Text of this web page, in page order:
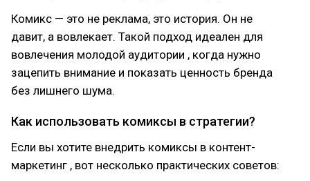
Комикс — это не реклама, это история. Он не
давит, а вовлекает. Такой подход идеален для
вовлечения молодой аудитории , когда нужно
зацепить внимание и показать ценность бренда
без лишнего шума.
Как использовать комиксы в стратегии?
Если вы хотите внедрить комиксы в контент-
маркетинг , вот несколько практических советов: